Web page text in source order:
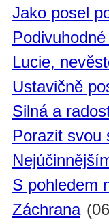
Jako posel
Lucie,
Ustavičně
Silná a
Porazit svou
S pohledem
Záchrana